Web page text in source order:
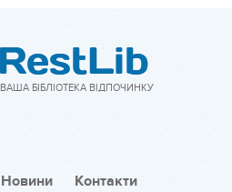
ВАША БІБЛІОТЕКА ВІДПОЧИНКУ
Новини Контакти